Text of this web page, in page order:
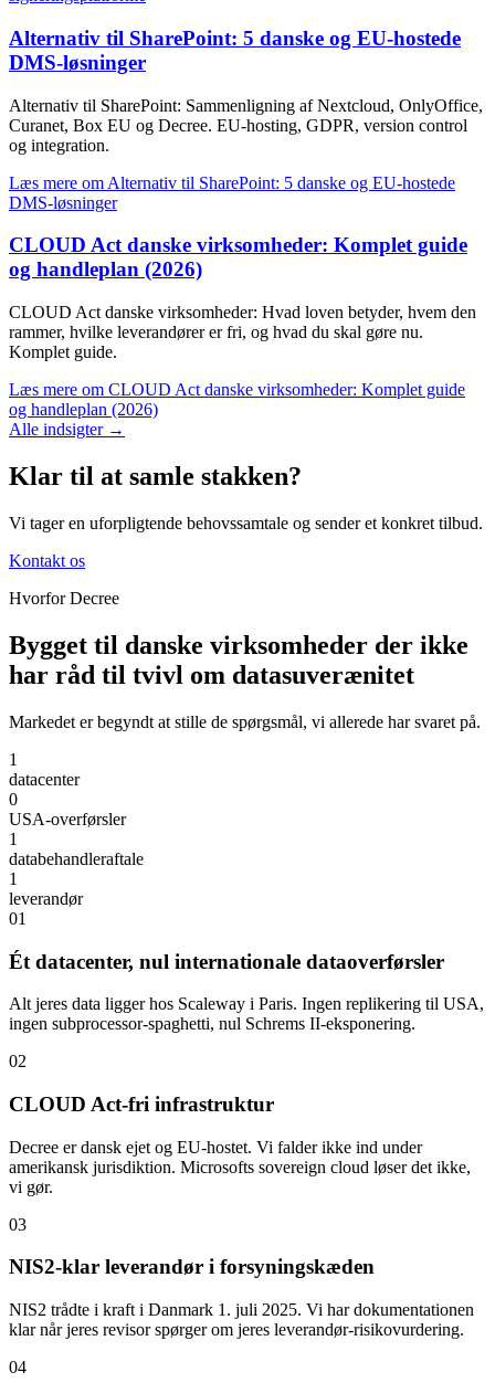
Alternativ til SharePoint: 5 danske og EU-hostede
DMS-løsninger
Alternativ til SharePoint: Sammenligning af Nextcloud, OnlyOffice,
Curanet, Box EU og Decree. EU-hosting, GDPR, version control
og integration.
Læs mere om Alternativ til SharePoint: 5 danske og EU-hostede
DMS-løsninger
CLOUD Act danske virksomheder: Komplet guide
og handleplan (2026)
CLOUD Act danske virksomheder: Hvad loven betyder, hvem den
rammer, hvilke leverandører er fri, og hvad du skal gøre nu.
Komplet guide.
Læs mere om CLOUD Act danske virksomheder: Komplet guide
og handleplan (2026)
Alle indsigter →
Klar til at samle stakken?
Vi tager en uforpligtende behovssamtale og sender et konkret tilbud.
Kontakt os
Hvorfor Decree
Bygget til danske virksomheder der ikke
har råd til tvivl om datasuverænitet
Markedet er begyndt at stille de spørgsmål, vi allerede har svaret på.
1
datacenter
0
USA-overførsler
1
databehandleraftale
1
leverandør
01
Ét datacenter, nul internationale dataoverførsler
Alt jeres data ligger hos Scaleway i Paris. Ingen replikering til USA,
ingen subprocessor-spaghetti, nul Schrems II-eksponering.
02
CLOUD Act-fri infrastruktur
Decree er dansk ejet og EU-hostet. Vi falder ikke ind under
amerikansk jurisdiktion. Microsofts sovereign cloud løser det ikke,
vi gør.
03
NIS2-klar leverandør i forsyningskæden
NIS2 trådte i kraft i Danmark 1. juli 2025. Vi har dokumentationen
klar når jeres revisor spørger om jeres leverandør-risikovurdering.
04